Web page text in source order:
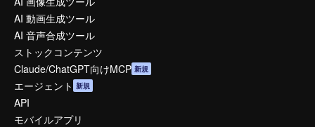
AI 動画生成ツール
AI 音声合成ツール
ストックコンテンツ
Claude/ChatGPT向けMCP 新規
エージェント 新規
API
モバイルアプリ